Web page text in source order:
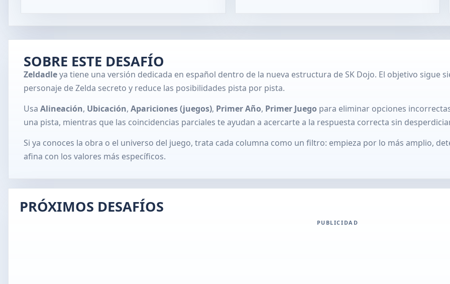
SOBRE ESTE DESAFÍO
Zeldadleya tiene una versión dedicada en español dentro de la nueva estructura de SK Dojo. El objetivo sigue
personaje de Zelda secreto y reduce las posibilidades pista por pista.
Usa Alineación, Ubicación, Apariciones (juegos), Primer Año, Primer Juegopara eliminar opciones
una pista, mientras que las coincidencias parciales te ayudan a acercarte a la respuesta correcta sin
Si ya conoces la obra o el universo del juego, trata cada columna como un filtro: empieza por lo más amplio,
afina con los valores más específicos.
PRÓXIMOS DESAFÍOS
PUBLICIDAD